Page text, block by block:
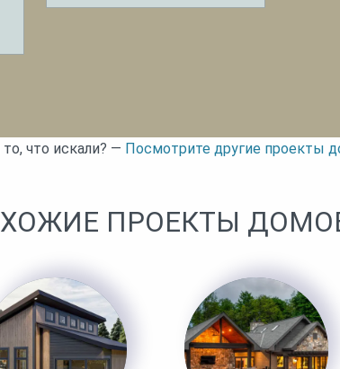
что искали? — Посмотрите другие проекты
ПРОЕКТЫ